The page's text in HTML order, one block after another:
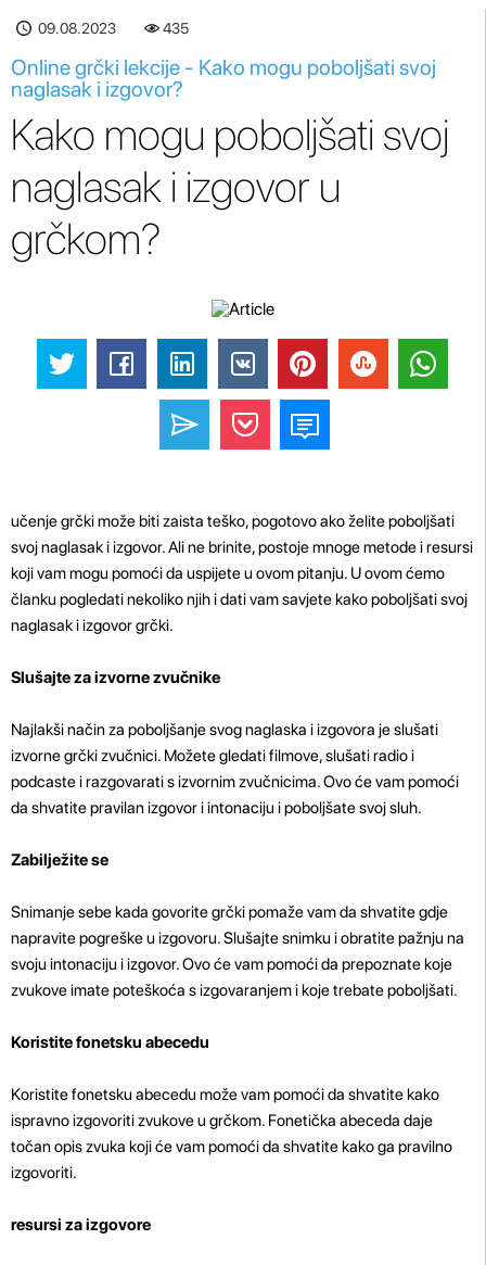
09.08.2023 435
Online grčki lekcije - Kako mogu poboljšati svoj
naglasak i izgovor?
Kako mogu poboljšati svoj
naglasak i izgovor u
grčkom?
učenje grčki može biti zaista teško, pogotovo ako želite poboljšati
svoj naglasak i izgovor. Ali ne brinite, postoje mnoge metode i resursi
koji vam mogu pomoći da uspijete u ovom pitanju. U ovom ćemo
članku pogledati nekoliko njih i dati vam savjete kako poboljšati svoj
naglasak i izgovor grčki.
Slušajte za izvorne zvučnike
Najlakši način za poboljšanje svog naglaska i izgovora je slušati
izvorne grčki zvučnici. Možete gledati filmove, slušati radio i
podcaste i razgovarati s izvornim zvučnicima. Ovo će vam pomoći
da shvatite pravilan izgovor i intonaciju i poboljšate svoj sluh.
Zabilježite se
Snimanje sebe kada govorite grčki pomaže vam da shvatite gdje
napravite pogreške u izgovoru. Slušajte snimku i obratite pažnju na
svoju intonaciju i izgovor. Ovo će vam pomoći da prepoznate koje
zvukove imate poteškoća s izgovaranjem i koje trebate poboljšati.
Koristite fonetsku abecedu
Koristite fonetsku abecedu može vam pomoći da shvatite kako
ispravno izgovoriti zvukove u grčkom. Fonetička abeceda daje
točan opis zvuka koji će vam pomoći da shvatite kako ga pravilno
izgovoriti.
resursi za izgovore